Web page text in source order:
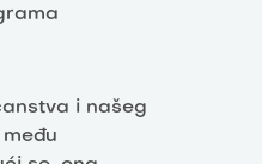
i našeg